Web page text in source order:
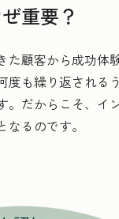
重要？
顧客から成功体
も繰り返される
だからこそ、イ
るのです。